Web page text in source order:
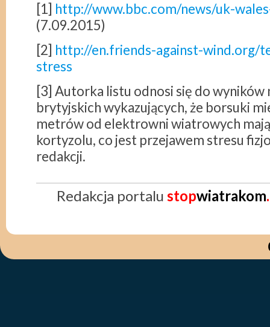
[1] http://www.bbc.com/news/uk-
(7.09.2015)
[2] http://en.friends-against-wind.org/
stress
[3] Autorka listu odnosi się do wyników
brytyjskich wykazujących, że borsuki
metrów od elektrowni wiatrowych
kortyzolu, co jest przejawem stresu
redakcji.
Redakcja portalu stopwiatrakom